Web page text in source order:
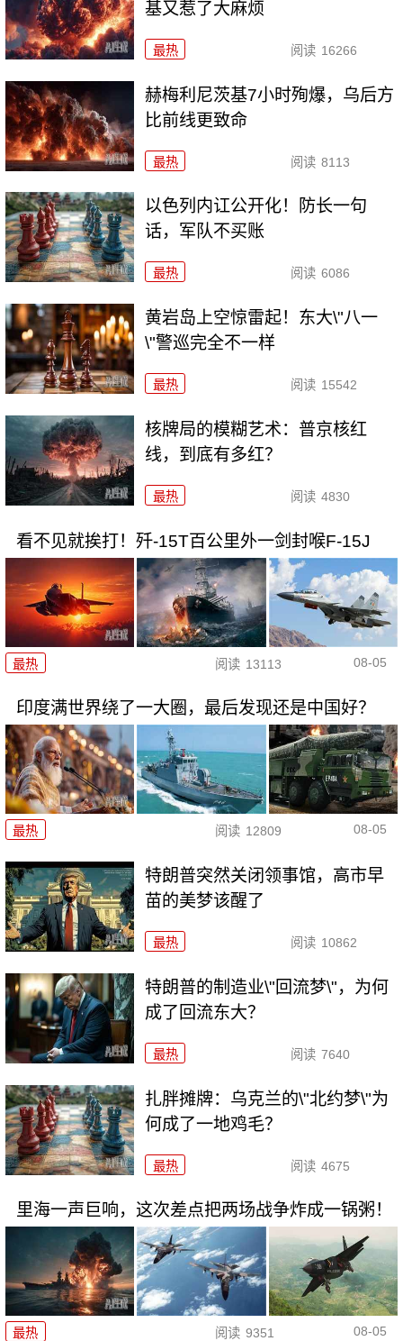
基又惹了大麻烦
最热 阅读 16266
赫梅利尼茨基7小时殉爆，乌后方
比前线更致命
最热 阅读 8113
以色列内讧公开化！防长一句
话，军队不买账
最热 阅读 6086
黄岩岛上空惊雷起！东大\"八一
\"警巡完全不一样
最热 阅读 15542
核牌局的模糊艺术：普京核红
线，到底有多红？
最热 阅读 4830
看不见就挨打！歼-15T百公里外一剑封喉F-15J
最热 阅读 13113 08-05
印度满世界绕了一大圈，最后发现还是中国好？
最热 阅读 12809 08-05
特朗普突然关闭领事馆，高市早
苗的美梦该醒了
最热 阅读 10862
特朗普的制造业\"回流梦\"，为何
成了回流东大？
最热 阅读 7640
扎胖摊牌：乌克兰的\"北约梦\"为
何成了一地鸡毛？
最热 阅读 4675
里海一声巨响，这次差点把两场战争炸成一锅粥！
最热 阅读 9351 08-05